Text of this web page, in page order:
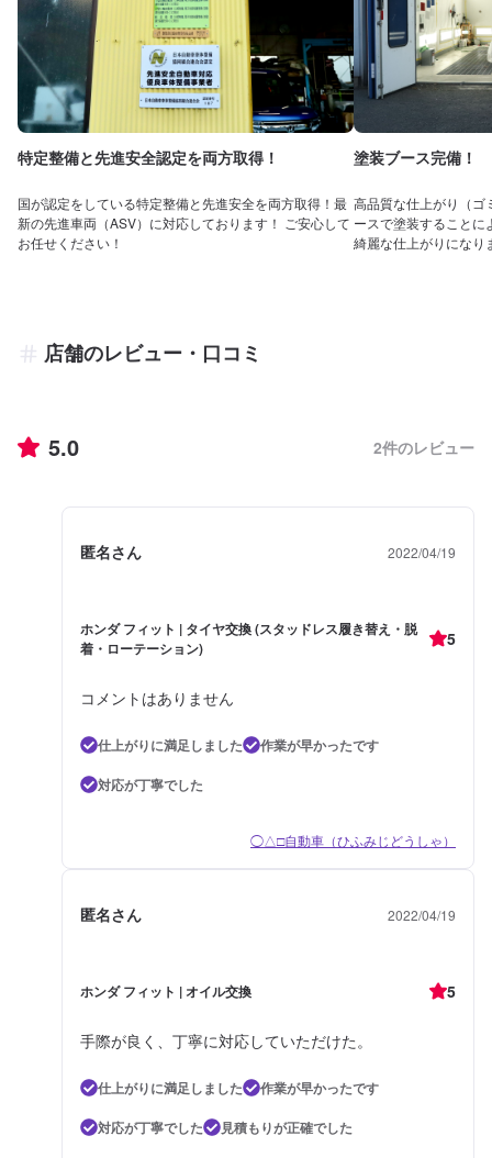
特定整備と先進安全認定を両方取得！
国が認定をしている特定整備と先進安全を両方取得！最
新の先進車両（ASV）に対応しております！ ご安心して
お任せください！
塗装ブース完備！
高品質な仕上がり（ゴ
ースで塗装することに
綺麗な仕上がりになり
店舗のレビュー・口コミ
5.0 2件のレビュー
匿名さん 2022/04/19
ホンダ フィット | タイヤ交換 (スタッドレス履き替え・脱
着・ローテーション)
5
コメントはありません
仕上がりに満足しました
作業が早かったです
対応が丁寧でした
◯△□自動車（ひふみじどうしゃ）
匿名さん 2022/04/19
ホンダ フィット | オイル交換 5
手際が良く、丁寧に対応していただけた。
仕上がりに満足しました
作業が早かったです
対応が丁寧でした
見積もりが正確でした